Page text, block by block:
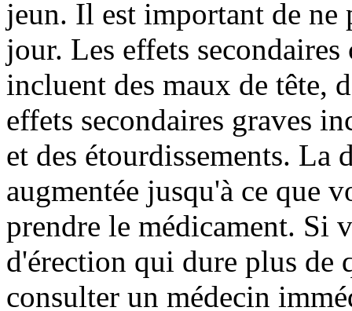
jeun. Il est important de ne
jour. Les effets
incluent des maux de tête,
effets secondaires graves
et des étourdissements. La
augmentée jusqu'à ce que
prendre le médicament. Si
d'érection qui dure plus de
consulter un médecin